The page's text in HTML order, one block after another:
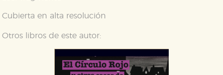
Cubierta en alta resolución
Otros libros de este autor: